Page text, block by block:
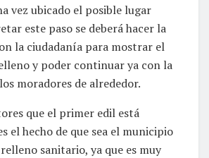
vez ubicado el posible lugar
este paso se deberá hacer la
la ciudadanía para mostrar el
y poder continuar ya con la
moradores de alrededor.
que el primer edil está
el hecho de que sea el municipio
sanitario, ya que es muy